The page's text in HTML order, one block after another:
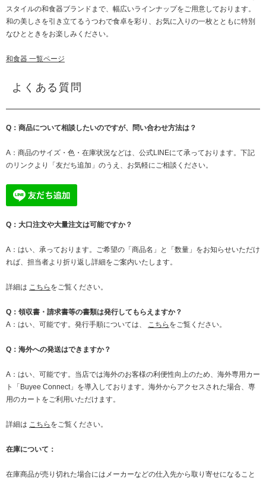
スタイルの和食器ブランドまで、幅広いラインナップをご用意しております。
和の美しさを引き立てるうつわで食卓を彩り、お気に入りの一枚とともに特別
なひとときをお楽しみください。
和食器 一覧ページ
よくある質問
Q：商品について相談したいのですが、問い合わせ方法は？
A：商品のサイズ・色・在庫状況などは、公式LINEにて承っております。下記
のリンクより「友だち追加」のうえ、お気軽にご相談ください。
Q：大口注文や大量注文は可能ですか？
A：はい、承っております。ご希望の「商品名」と「数量」をお知らせいただけ
れば、担当者より折り返し詳細をご案内いたします。
詳細は こちら をご覧ください。
Q：領収書・請求書等の書類は発行してもらえますか？
A：はい、可能です。発行手順については、
こちら をご覧ください。
Q：海外への発送はできますか？
A：はい、可能です。当店では海外のお客様の利便性向上のため、海外専用カー
ト「Buyee Connect」を導入しております。海外からアクセスされた場合、専
用のカートをご利用いただけます。
詳細は こちら をご覧ください。
在庫について：
在庫商品が売り切れた場合にはメーカーなどの仕入先から取り寄せになること